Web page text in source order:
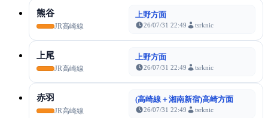
熊谷
JR高崎線
上野方面
26/07/31 22:49 tsrknic
上尾
JR高崎線
上野方面
26/07/31 22:49 tsrknic
赤羽
JR高崎線
(高崎線＋湘南新宿)高崎方面
26/07/31 22:49 tsrknic